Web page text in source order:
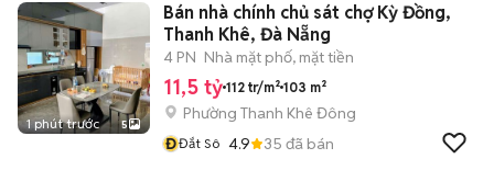
1 phút trước 5
Bán nhà chính chủ sát chợ Kỳ Đồng,
Thanh Khê, Đà Nẵng
4 PN Nhà mặt phố, mặt tiền
11,5 tỷ 112 tr/m² 103 m²
Phường Thanh Khê Đông
ĐĐắt Sô 4.9 35 đã bán